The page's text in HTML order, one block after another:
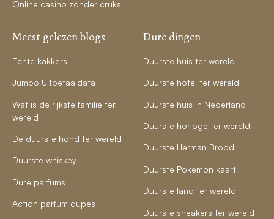
Online casino zonder cruks
Meest gelezen blogs
Echte kakkers
Jumbo Uitbetaaldata
Wat is de rijkste familie ter
wereld
De duurste hond ter wereld
Duurste whiskey
Dure parfums
Action parfum dupes
Dure dingen
Duurste huis ter wereld
Duurste hotel ter wereld
Duurste huis in Nederland
Duurste horloge ter wereld
Duurste Herman Brood
Duurste Pokemon kaart
Duurste land ter wereld
Duurste sneakers ter wereld